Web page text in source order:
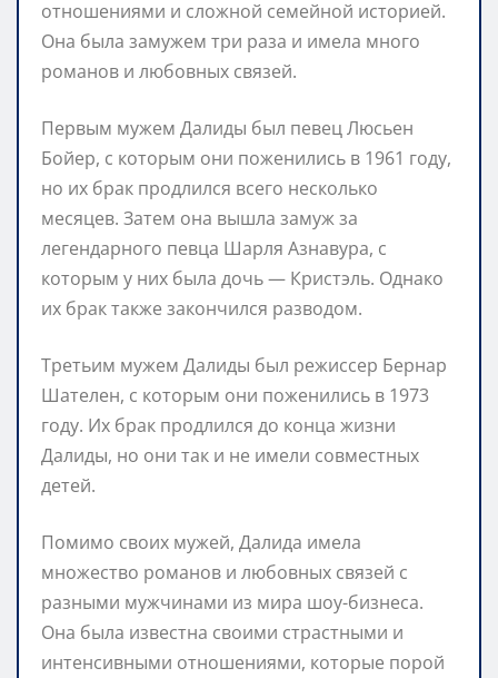
отношениями и сложной семейной историей.
Она была замужем три раза и имела много
романов и любовных связей.
Первым мужем Далиды был певец Люсьен
Бойер, с которым они поженились в 1961 году,
но их брак продлился всего несколько
месяцев. Затем она вышла замуж за
легендарного певца Шарля Азнавура, с
которым у них была дочь — Кристэль. Однако
их брак также закончился разводом.
Третьим мужем Далиды был режиссер Бернар
Шателен, с которым они поженились в 1973
году. Их брак продлился до конца жизни
Далиды, но они так и не имели совместных
детей.
Помимо своих мужей, Далида имела
множество романов и любовных связей с
разными мужчинами из мира шоу-бизнеса.
Она была известна своими страстными и
интенсивными отношениями, которые порой